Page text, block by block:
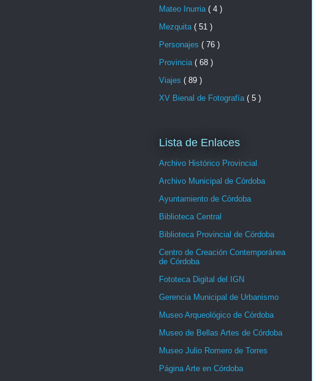
Mateo Inurria ( 4 )
Mezquita ( 51 )
Personajes ( 76 )
Provincia ( 68 )
Viajes ( 89 )
XV Bienal de Fotografía ( 5 )
Lista de Enlaces
Archivo Histórico Provincial
Archivo Municipal de Córdoba
Ayuntamiento de Córdoba
Biblioteca Central
Biblioteca Provincial de Córdoba
Centro de Creación Contemporánea
de Córdoba
Fototeca Digital del IGN
Gerencia Municipal de Urbanismo
Museo Arqueológico de Córdoba
Museo de Bellas Artes de Córdoba
Museo Julio Romero de Torres
Página Arte en Córdoba